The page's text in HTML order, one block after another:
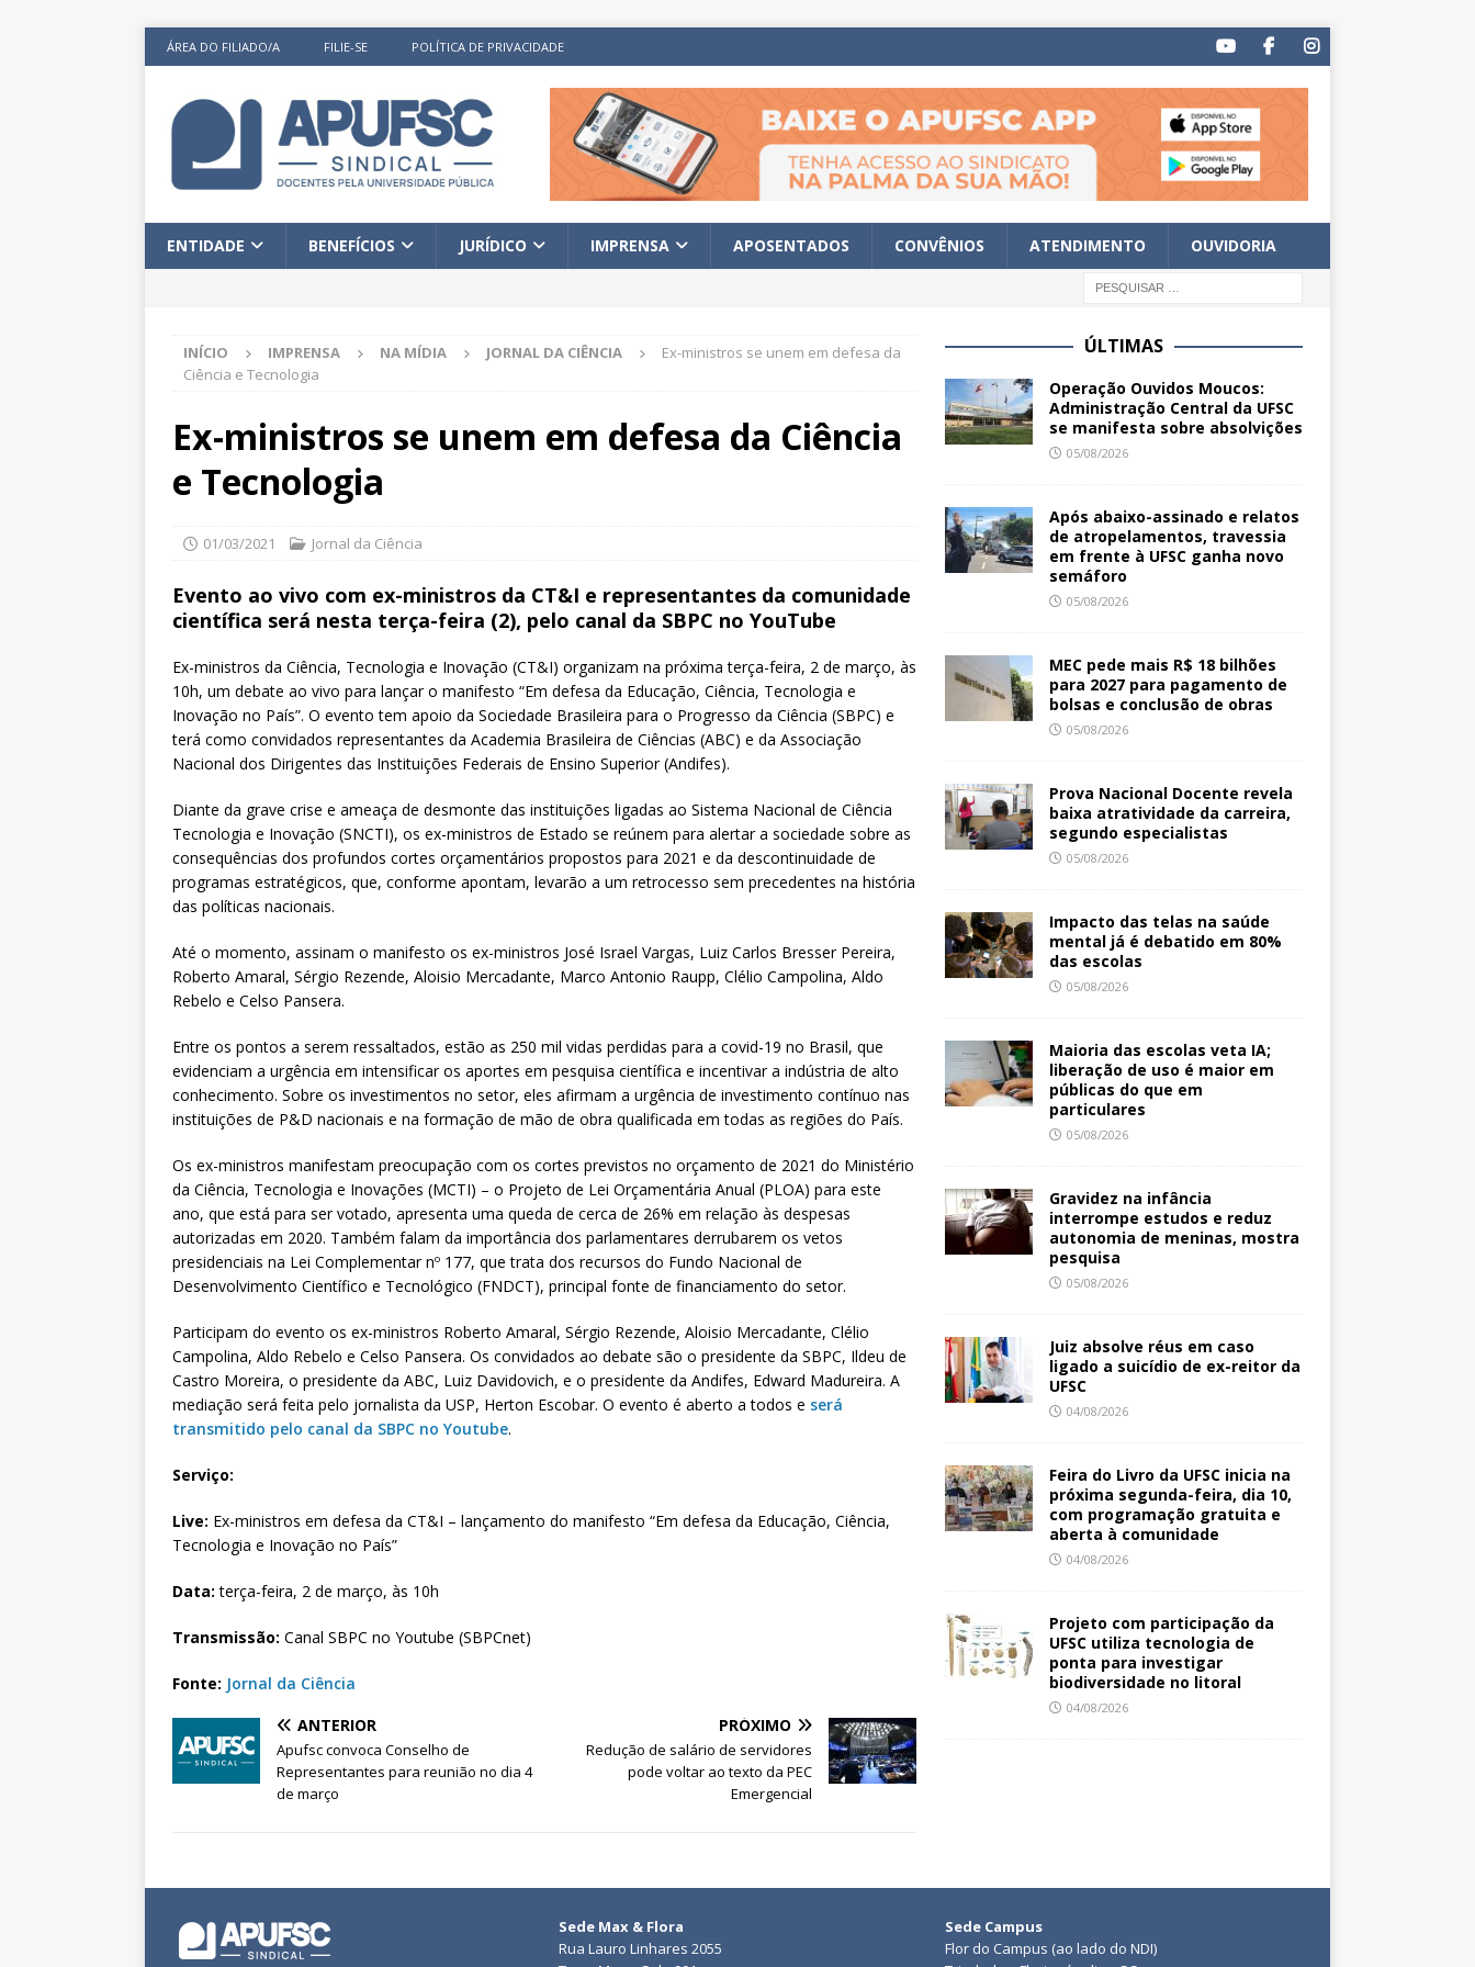
ÁREA DO FILIADO/A FILIE-SE POLÍTICA DE PRIVACIDADE
ENTIDADE BENEFÍCIOS JURÍDICO IMPRENSA APOSENTADOS CONVÊNIOS ATENDIMENTO OUVIDORIA
INÍCIO IMPRENSA NA MÍDIA JORNAL DA CIÊNCIA
Ex-ministros se unem em defesa da
Ciência e Tecnologia
Ex-ministros se unem em defesa da Ciência
e Tecnologia
01/03/2021 Jornal da Ciência
Evento ao vivo com ex-ministros da CT&I e representantes da comunidade
científica será nesta terça-feira (2), pelo canal da SBPC no YouTube
Ex-ministros da Ciência, Tecnologia e Inovação (CT&I) organizam na próxima terça-feira, 2 de março, às
10h, um debate ao vivo para lançar o manifesto “Em defesa da Educação, Ciência, Tecnologia e
Inovação no País”. O evento tem apoio da Sociedade Brasileira para o Progresso da Ciência (SBPC) e
terá como convidados representantes da Academia Brasileira de Ciências (ABC) e da Associação
Nacional dos Dirigentes das Instituições Federais de Ensino Superior (Andifes).
Diante da grave crise e ameaça de desmonte das instituições ligadas ao Sistema Nacional de Ciência
Tecnologia e Inovação (SNCTI), os ex-ministros de Estado se reúnem para alertar a sociedade sobre as
consequências dos profundos cortes orçamentários propostos para 2021 e da descontinuidade de
programas estratégicos, que, conforme apontam, levarão a um retrocesso sem precedentes na história
das políticas nacionais.
Até o momento, assinam o manifesto os ex-ministros José Israel Vargas, Luiz Carlos Bresser Pereira,
Roberto Amaral, Sérgio Rezende, Aloisio Mercadante, Marco Antonio Raupp, Clélio Campolina, Aldo
Rebelo e Celso Pansera.
Entre os pontos a serem ressaltados, estão as 250 mil vidas perdidas para a covid-19 no Brasil, que
evidenciam a urgência em intensificar os aportes em pesquisa científica e incentivar a indústria de alto
conhecimento. Sobre os investimentos no setor, eles afirmam a urgência de investimento contínuo nas
instituições de P&D nacionais e na formação de mão de obra qualificada em todas as regiões do País.
Os ex-ministros manifestam preocupação com os cortes previstos no orçamento de 2021 do Ministério
da Ciência, Tecnologia e Inovações (MCTI) – o Projeto de Lei Orçamentária Anual (PLOA) para este
ano, que está para ser votado, apresenta uma queda de cerca de 26% em relação às despesas
autorizadas em 2020. Também falam da importância dos parlamentares derrubarem os vetos
presidenciais na Lei Complementar nº 177, que trata dos recursos do Fundo Nacional de
Desenvolvimento Científico e Tecnológico (FNDCT), principal fonte de financiamento do setor.
Participam do evento os ex-ministros Roberto Amaral, Sérgio Rezende, Aloisio Mercadante, Clélio
Campolina, Aldo Rebelo e Celso Pansera. Os convidados ao debate são o presidente da SBPC, Ildeu de
Castro Moreira, o presidente da ABC, Luiz Davidovich, e o presidente da Andifes, Edward Madureira. A
mediação será feita pelo jornalista da USP, Herton Escobar. O evento é aberto a todos e será
transmitido pelo canal da SBPC no Youtube.
Serviço:
Live: Ex-ministros em defesa da CT&I – lançamento do manifesto “Em defesa da Educação, Ciência,
Tecnologia e Inovação no País”
Data:terça-feira, 2 de março, às 10h
Transmissão: Canal SBPC no Youtube (SBPCnet)
Fonte: Jornal da Ciência
ANTERIOR
Apufsc convoca Conselho de
Representantes para reunião no dia 4
de março
PRÓXIMO
Redução de salário de servidores
pode voltar ao texto da PEC
Emergencial
ÚLTIMAS
Operação Ouvidos Moucos:
Administração Central da UFSC
se manifesta sobre absolvições
05/08/2026
Após abaixo-assinado e relatos
de atropelamentos, travessia
em frente à UFSC ganha novo
semáforo
05/08/2026
MEC pede mais R$ 18 bilhões
para 2027 para pagamento de
bolsas e conclusão de obras
05/08/2026
Prova Nacional Docente revela
baixa atratividade da carreira,
segundo especialistas
05/08/2026
Impacto das telas na saúde
mental já é debatido em 80%
das escolas
05/08/2026
Maioria das escolas veta IA;
liberação de uso é maior em
públicas do que em
particulares
05/08/2026
Gravidez na infância
interrompe estudos e reduz
autonomia de meninas, mostra
pesquisa
05/08/2026
Juiz absolve réus em caso
ligado a suicídio de ex-reitor da
UFSC
04/08/2026
Feira do Livro da UFSC inicia na
próxima segunda-feira, dia 10,
com programação gratuita e
aberta à comunidade
04/08/2026
Projeto com participação da
UFSC utiliza tecnologia de
ponta para investigar
biodiversidade no litoral
04/08/2026
Sede Max & Flora
Rua Lauro Linhares 2055
Sede Campus
Flor do Campus (ao lado do NDI)